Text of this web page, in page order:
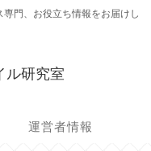
門、お役立ち情報をお届けし
ル研究室
運営者情報